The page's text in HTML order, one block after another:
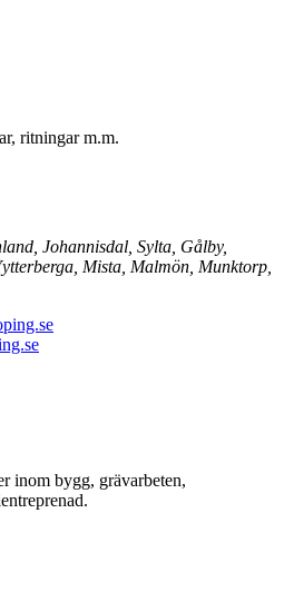
ritningar m.m.
Johannisdal, Sylta, Gålby,
Mista, Malmön, Munktorp,
inom bygg, grävarbeten,